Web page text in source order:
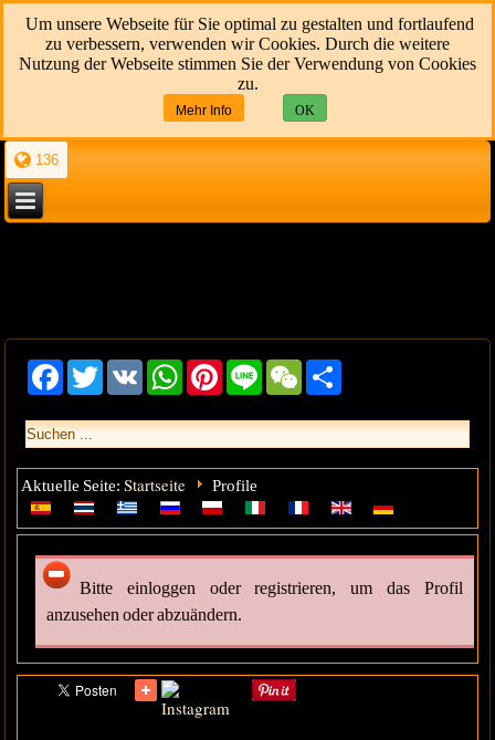
Um unsere Webseite für Sie optimal zu gestalten und fortlaufend
zu verbessern, verwenden wir Cookies. Durch die weitere
Nutzung der Webseite stimmen Sie der Verwendung von Cookies
zu.
Mehr Info OK
136
Facebook
Twitter VK WhatsAppPinterestLine WeChat
Aktuelle Seite:Startseite Profile
Bitte einloggen oder registrieren, um das Profil
anzusehen oder abzuändern.